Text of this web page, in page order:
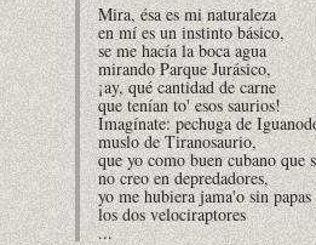
Mira, ésa es mi naturaleza
en mí es un instinto básico,
se me hacía la boca agua
mirando Parque Jurásico,
¡ay, qué cantidad de carne
que tenían to' esos saurios!
Imagínate: pechuga de
muslo de Tiranosaurio,
que yo como buen cubano que
no creo en depredadores,
yo me hubiera jama'o sin papas
los dos velociraptores
...